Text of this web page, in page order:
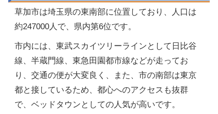
草加市は埼玉県の東南部に位置しており、人口は
約247000人で、県内第6位です。
市内には、東武スカイツリーラインとして日比谷
線、半蔵門線、東急田園都市線などが走ってお
り、交通の便が大変良く、また、市の南部は東京
都と接しているため、都心へのアクセスも抜群
で、ベッドタウンとしての人気が高いです。